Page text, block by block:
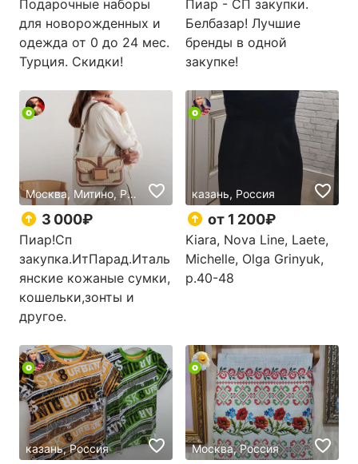
Подарочные наборы
для новорожденных и
одежда от 0 до 24 мес.
Турция. Скидки!
Пиар - СП закупки.
Белбазар! Лучшие
бренды в одной
закупке!
Москва, Митино, Россия
3 000₽
Пиар!Сп
закупка.ИтПарад.Италь
янские кожаные сумки,
кошельки,зонты и
другое.
казань, Россия
от 1 200₽
Kiara, Nova Line, Laete,
Michelle, Olga Grinyuk,
р.40-48
казань, Россия Москва, Россия